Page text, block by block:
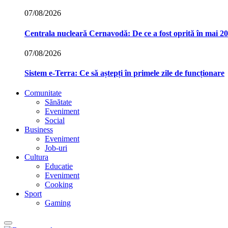
07/08/2026
Centrala nucleară Cernavodă: De ce a fost oprită în mai
07/08/2026
Sistem e-Terra: Ce să aștepți în primele zile de funcționare
Comunitate
Sănătate
Eveniment
Social
Business
Eveniment
Job-uri
Cultura
Educatie
Eveniment
Cooking
Sport
Gaming